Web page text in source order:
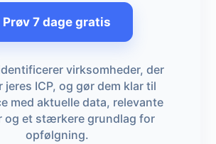
Prøv 7 dage gratis
virksomheder, der
jeres ICP, og gør dem klar til
med aktuelle data, relevante
og et stærkere grundlag for
opfølgning.